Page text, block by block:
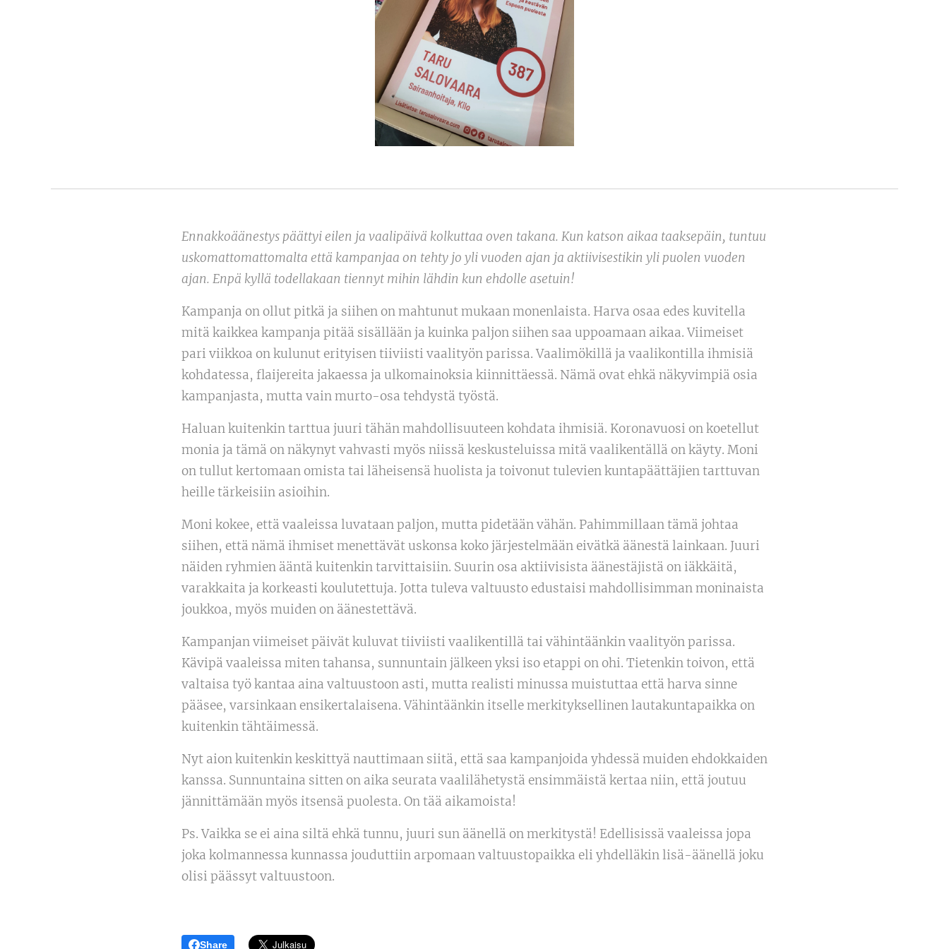
Ennakkoäänestys päättyi eilen ja vaalipäivä kolkuttaa oven takana. Kun katson aikaa taaksepäin, tuntuu
uskomattomattomalta että kampanjaa on tehty jo yli vuoden ajan ja aktiivisestikin yli puolen vuoden
ajan. Enpä kyllä todellakaan tiennyt mihin lähdin kun ehdolle asetuin!
Kampanja on ollut pitkä ja siihen on mahtunut mukaan monenlaista. Harva osaa edes kuvitella
mitä kaikkea kampanja pitää sisällään ja kuinka paljon siihen saa uppoamaan aikaa. Viimeiset
pari viikkoa on kulunut erityisen tiiviisti vaalityön parissa. Vaalimökillä ja vaalikontilla ihmisiä
kohdatessa, flaijereita jakaessa ja ulkomainoksia kiinnittäessä. Nämä ovat ehkä näkyvimpiä osia
kampanjasta, mutta vain murto-osa tehdystä työstä.
Haluan kuitenkin tarttua juuri tähän mahdollisuuteen kohdata ihmisiä. Koronavuosi on koetellut
monia ja tämä on näkynyt vahvasti myös niissä keskusteluissa mitä vaalikentällä on käyty. Moni
on tullut kertomaan omista tai läheisensä huolista ja toivonut tulevien kuntapäättäjien tarttuvan
heille tärkeisiin asioihin.
Moni kokee, että vaaleissa luvataan paljon, mutta pidetään vähän. Pahimmillaan tämä johtaa
siihen, että nämä ihmiset menettävät uskonsa koko järjestelmään eivätkä äänestä lainkaan. Juuri
näiden ryhmien ääntä kuitenkin tarvittaisiin. Suurin osa aktiivisista äänestäjistä on iäkkäitä,
varakkaita ja korkeasti koulutettuja. Jotta tuleva valtuusto edustaisi mahdollisimman moninaista
joukkoa, myös muiden on äänestettävä.
Kampanjan viimeiset päivät kuluvat tiiviisti vaalikentillä tai vähintäänkin vaalityön parissa.
Kävipä vaaleissa miten tahansa, sunnuntain jälkeen yksi iso etappi on ohi. Tietenkin toivon, että
valtaisa työ kantaa aina valtuustoon asti, mutta realisti minussa muistuttaa että harva sinne
pääsee, varsinkaan ensikertalaisena. Vähintäänkin itselle merkityksellinen lautakuntapaikka on
kuitenkin tähtäimessä.
Nyt aion kuitenkin keskittyä nauttimaan siitä, että saa kampanjoida yhdessä muiden ehdokkaiden
kanssa. Sunnuntaina sitten on aika seurata vaalilähetystä ensimmäistä kertaa niin, että joutuu
jännittämään myös itsensä puolesta. On tää aikamoista!
Ps. Vaikka se ei aina siltä ehkä tunnu, juuri sun äänellä on merkitystä! Edellisissä vaaleissa jopa
joka kolmannessa kunnassa jouduttiin arpomaan valtuustopaikka eli yhdelläkin lisä-äänellä joku
olisi päässyt valtuustoon.
Share